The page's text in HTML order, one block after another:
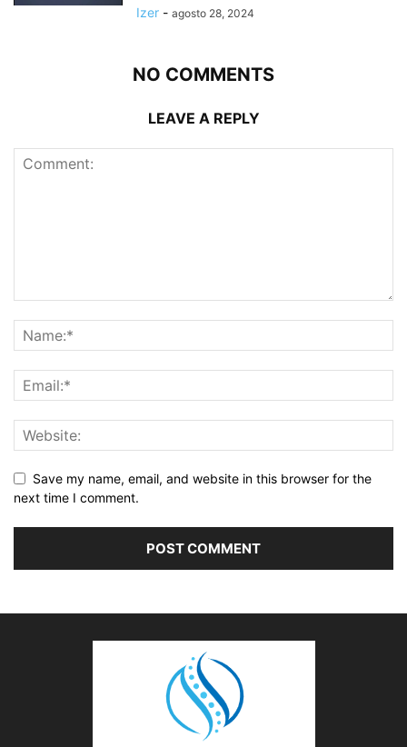
Izer - agosto 28, 2024
NO COMMENTS
LEAVE A REPLY
Save my name, email, and website in this browser for the
next time I comment.